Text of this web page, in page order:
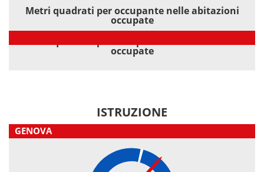
Metri quadrati per occupante nelle abitazioni
occupate
occupate
ISTRUZIONE
GENOVA